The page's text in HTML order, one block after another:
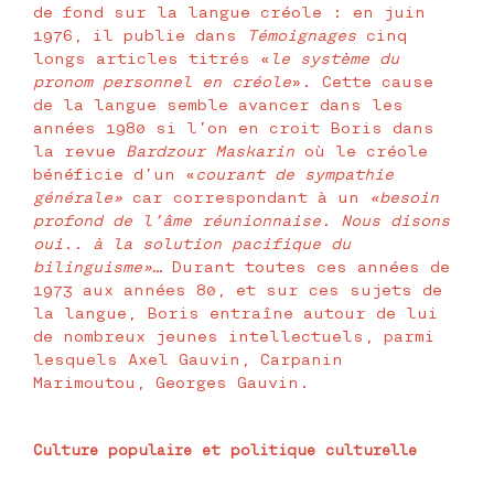
de fond sur la langue créole : en juin
1976, il publie dans
Témoignages cinq
longs articles titrés « le système du
pronom personnel en créole». Cette cause
de la langue semble avancer dans les
années 1980 si l’on en croit Boris dans
la revue Bardzour Maskarin où le créole
bénéficie d’un «courant de sympathie
générale» car correspondant à un
«besoin
profond de l’âme réunionnaise. Nous disons
oui.. à la solution pacifique du
bilinguisme»… Durant toutes ces années de
1973 aux années 80, et sur ces sujets de
la langue, Boris entraîne autour de lui
de nombreux jeunes intellectuels, parmi
lesquels Axel Gauvin, Carpanin
Marimoutou, Georges Gauvin.
Culture populaire et politique culturelle